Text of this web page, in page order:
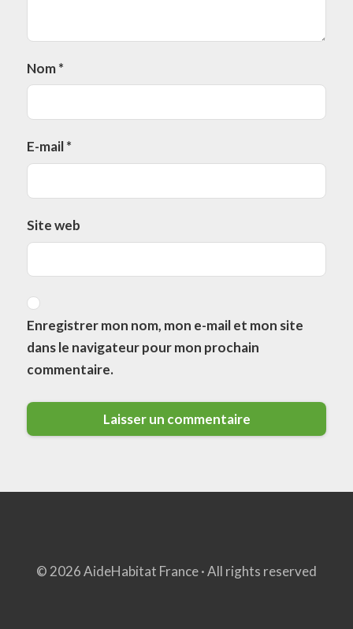
Nom*
E-mail*
Site web
Enregistrer mon nom, mon e-mail et mon site
dans le navigateur pour mon prochain
commentaire.
© 2026 AideHabitat France · All rights reserved